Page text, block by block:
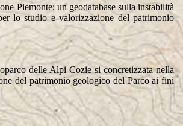
Piemonte; un geodatabase sulla instabilità
lo studio e valorizzazione del patrimonio
delle Alpi Cozie si concretizzata nella
del patrimonio geologico del Parco ai fini